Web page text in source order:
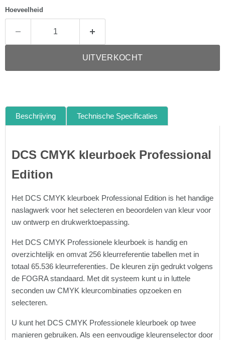
Hoeveelheid
UITVERKOCHT
Beschrijving Technische Specificaties
DCS CMYK kleurboek Professional
Edition
Het DCS CMYK kleurboek Professional Edition is het handige
naslagwerk voor het selecteren en beoordelen van kleur voor
uw ontwerp en drukwerktoepassing.
Het DCS CMYK Professionele kleurboek is handig en
overzichtelijk en omvat 256 kleurreferentie tabellen met in
totaal 65.536 kleurreferenties. De kleuren zijn gedrukt volgens
de FOGRA standaard. Met dit systeem kunt u in luttele
seconden uw CMYK kleurcombinaties opzoeken en
selecteren.
U kunt het DCS CMYK Professionele kleurboek op twee
manieren gebruiken. Als een eenvoudige kleurenselector door